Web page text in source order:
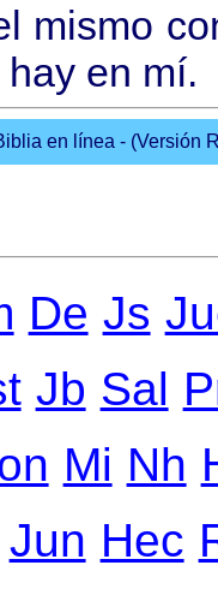
mismo
en mí.
en línea - (Versión
De Js
Jb Sal
Mi Nh
Jun Hec